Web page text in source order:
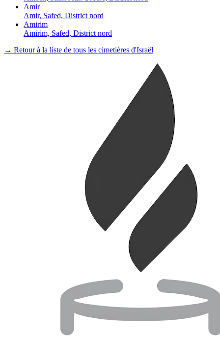
Amir
Amir, Safed, District nord
Amirim
Amirim, Safed, District nord
→ Retour à la liste de tous les cimetières d'Israël